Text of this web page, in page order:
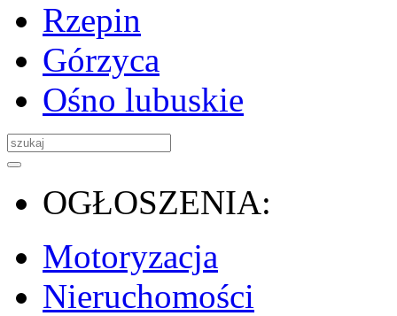
Rzepin
Górzyca
Ośno lubuskie
OGŁOSZENIA:
Motoryzacja
Nieruchomości